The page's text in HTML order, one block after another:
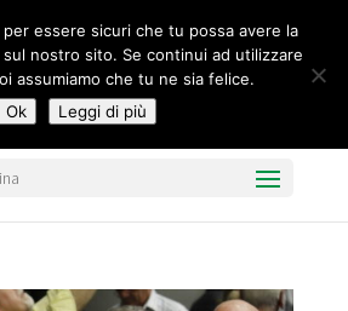
essere sicuri che tu possa avere la
nostro sito. Se continui ad utilizzare
assumiamo che tu ne sia felice.
Ok
Leggi di più